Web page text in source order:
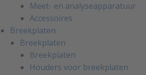
Meet- en analyseapparatuur
Accessoires
Breekplaten
Breekplaten
Breekplaten
Houders voor breekplaten